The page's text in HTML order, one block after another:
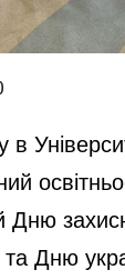
Дню
Дню